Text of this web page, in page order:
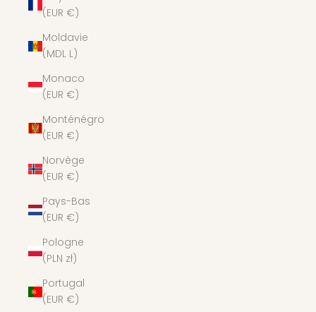
(EUR €)
Moldavie
(MDL L)
Monaco
(EUR €)
Monténégro
(EUR €)
Norvège
(EUR €)
Pays-Bas
(EUR €)
Pologne
(PLN zł)
Portugal
(EUR €)